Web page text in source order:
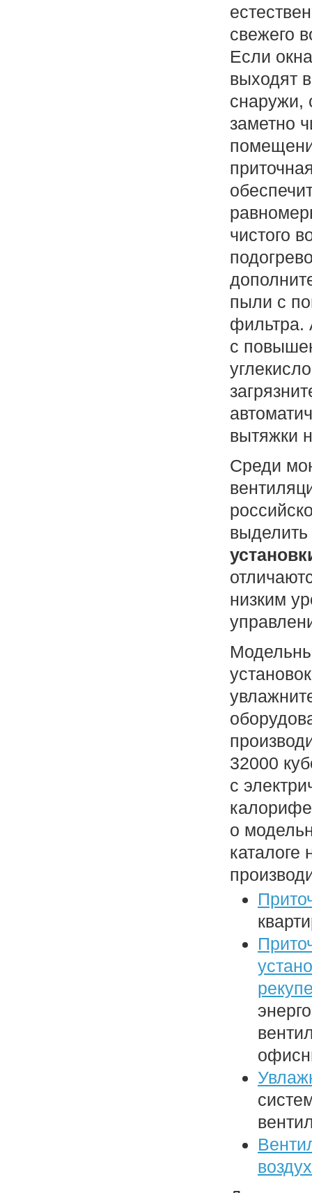
свежего
Если
выходят
снаружи,
заметно
чистого
пыли с
фильтра.
с
вытяжки
Среди
низким
32000
с
о
каталоге